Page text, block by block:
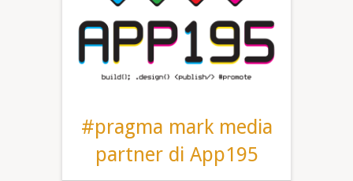
#pragma mark media
partner di App195